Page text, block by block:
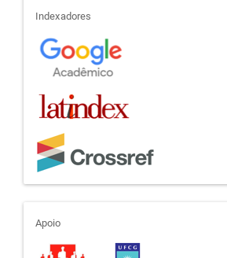
indexadores
Indexadores
apoio
Apoio